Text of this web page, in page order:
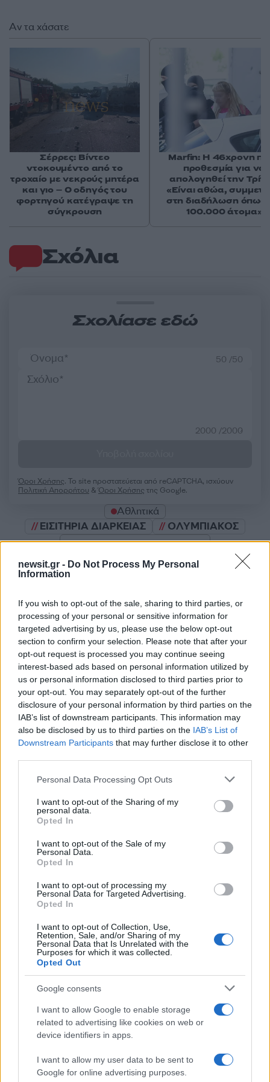
newsit.gr - Do Not Process My Personal
Information
If you wish to opt-out of the sale, sharing to third parties, or
processing of your personal or sensitive information for
targeted advertising by us, please use the below opt-out
section to confirm your selection. Please note that after your
opt-out request is processed you may continue seeing
interest-based ads based on personal information utilized by
us or personal information disclosed to third parties prior to
your opt-out. You may separately opt-out of the further
disclosure of your personal information by third parties on the
IAB’s list of downstream participants. This information may
also be disclosed by us to third parties on the IAB’s List of
Downstream Participants that may further disclose it to other
Please note that this website/app uses one or more Google
not limited to your visit or usage behaviour. You may click to
grant or deny consent to Google and its third-party tags to
use your data for below specified purposes in below Google
consent section.
Personal Data Processing Opt Outs
I want to opt-out of the Sharing of my
personal data.
Opted In
I want to opt-out of the Sale of my
Personal Data.
Opted In
I want to opt-out of processing my
Personal Data for Targeted Advertising.
Opted In
I want to opt-out of Collection, Use,
Retention, Sale, and/or Sharing of my
Personal Data that Is Unrelated with the
Purposes for which it was collected.
Opted Out
Google consents
I want to allow Google to enable storage
related to advertising like cookies on web or
device identifiers in apps.
I want to allow my user data to be sent to
Google for online advertising purposes.
Σχόλια
Σχολίασε εδώ
50 /50
2000 /2000
Όροι Χρήσης. Το site προστατεύεται από reCAPTCHA, ισχύουν
Πολιτική Απορρήτου &Όροι Χρήσης της Google.
Αθλητικά
ΕΙΣΙΤΗΡΙΑ ΔΙΑΡΚΕΙΑΣ
ΟΛΥΜΠΙΑΚΟΣ
Ακολουθήστε το Νewsit.gr στο
τελευταία νέατης ημέρας
Αν τα χάσατε
Σέρρες: Βίντεο
ντοκουμέντο από το
τροχαίο με νεκρούς μητέρα
και γιο – Ο οδηγός του
φορτηγού κατέγραψε τη
σύγκρουση
Marfin: Η 46χρονη
προθεσμία για να
απολογηθεί την
«Είναι αθώα,
στη διαδήλωση όπως
100.000 άτομα»
Πιο δημοφιλή
1 Ο Κώστας Σαμαράς δημοσίευσε μία παιδική
φωτογραφία για την επέτειο θανάτου της
αδελφής του, Λένας
2Δολοφονία Βρετανίδας στην Κυψέλη: Οι
δύο καταθέσεις «κλειδί» της συζύγου του
κινητού, η θεία από την Ινδία και τα
απειλητικά μηνύματα
Η Ελένη Φωτοπούλου ευχήθηκε για τη
γιορτή του Άκη Παυλόπουλου: «Δεκαπέντε
χρόνια μου διδάσκει υπομονή και αγάπη»
«Αφιέρωσε τη ζωή της στο να βοηθά
ανθρώπους που είχαν ανάγκη» - Η πρώτη
δήλωση της οικογένειας της 38χρονης
Λίζα που βρέθηκε νεκρή στην Κυψέλη
Αριστοτέλης Δαμίγος: Στο Αποτεφρωτήριο
Ριτσώνας το «ύστατο χαίρε» στον Έλληνα
Ψάθα
Πιο σχολιασμένα
Μητσοτάκης στην υπογραφή συμφωνίας
για την ηλεκτρική διασύνδεση Ελλάδας –
Κύπρου: «Ισχυρή ψήφος εμπιστοσύνης» η
είσοδος της Meridiam στην GSI
Καρυστιανού - Η επόμενη μέρα για την
«Ελπίδα για τη Δημοκρατία»